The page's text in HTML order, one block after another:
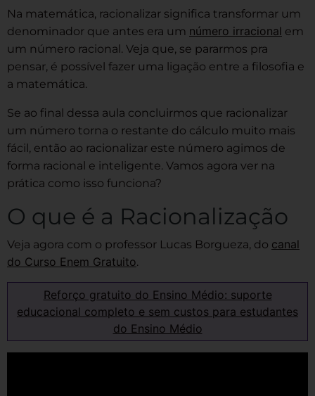
Na matemática, racionalizar significa transformar um
denominador que antes era um número irracional em
um número racional. Veja que, se pararmos pra
pensar, é possível fazer uma ligação entre a filosofia e
a matemática.
Se ao final dessa aula concluirmos que racionalizar
um número torna o restante do cálculo muito mais
fácil, então ao racionalizar este número agimos de
forma racional e inteligente. Vamos agora ver na
prática como isso funciona?
O que é a Racionalização
Veja agora com o professor Lucas Borgueza, do canal
do Curso Enem Gratuito.
Reforço gratuito do Ensino Médio: suporte
educacional completo e sem custos para estudantes
do Ensino Médio